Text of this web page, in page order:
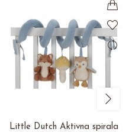
Little Dutch Aktivna spirala